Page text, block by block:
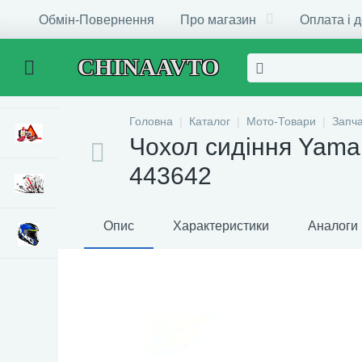
Обмін-Повернення Про магазин Оплата і
CHINAAVTO
Головна Каталог Мото-Товари
Чохол сидіння
443642
Опис Характеристики Аналоги